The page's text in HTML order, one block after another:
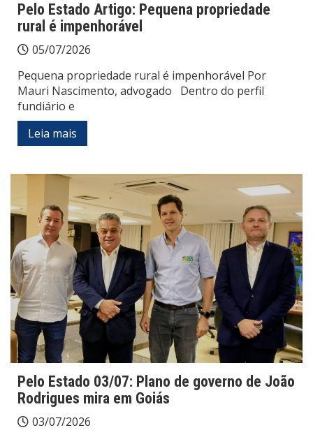
Pelo Estado Artigo: Pequena propriedade
rural é impenhorável
05/07/2026
Pequena propriedade rural é impenhorável Por
Mauri Nascimento, advogado Dentro do perfil
fundiário e
Leia mais
Pelo Estado 03/07: Plano de governo de João
Rodrigues mira em Goiás
03/07/2026